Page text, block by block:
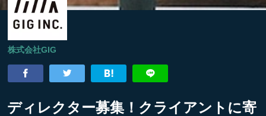
株式会社GIG
ディレクター募集！クライアントに寄